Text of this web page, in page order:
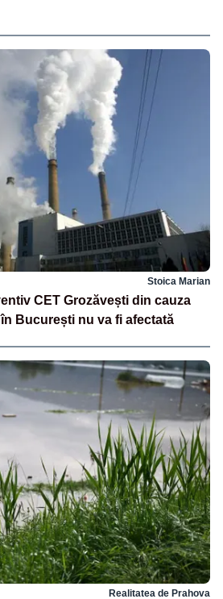
Stoica Marian
CET Grozăvești din cauza
București nu va fi afectată
Realitatea de Prahova